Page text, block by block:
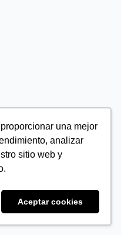
una mejor
analizar
sitio web y
Aceptar cookies